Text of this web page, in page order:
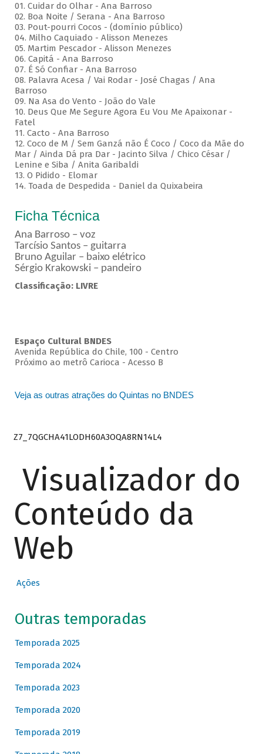
01. Cuidar do Olhar - Ana Barroso
02. Boa Noite / Serana - Ana Barroso
03. Pout-pourri Cocos - (domínio público)
04. Milho Caquiado - Alisson Menezes
05. Martim Pescador - Alisson Menezes
06. Capitá - Ana Barroso
07. É Só Confiar - Ana Barroso
08. Palavra Acesa / Vai Rodar - José Chagas / Ana
Barroso
09. Na Asa do Vento - João do Vale
10. Deus Que Me Segure Agora Eu Vou Me Apaixonar -
Fatel
11. Cacto - Ana Barroso
12. Coco de M / Sem Ganzá não É Coco / Coco da Mãe do
Mar / Ainda Dá pra Dar - Jacinto Silva / Chico César /
Lenine e Siba / Anita Garibaldi
13. O Pidido - Elomar
14. Toada de Despedida - Daniel da Quixabeira
Ficha Técnica
Ana Barroso – voz
Tarcísio Santos – guitarra
Bruno Aguilar – baixo elétrico
Sérgio Krakowski – pandeiro
Classificação: LIVRE
Espaço Cultural BNDES
Avenida República do Chile, 100 - Centro
Próximo ao metrô Carioca - Acesso B
Veja as outras atrações do Quintas no BNDES
Z7_7QGCHA41LODH60A3OQA8RN14L4
Visualizador do
Conteúdo da
Web
Ações
Outras temporadas
Temporada 2025
Temporada 2024
Temporada 2023
Temporada 2020
Temporada 2019